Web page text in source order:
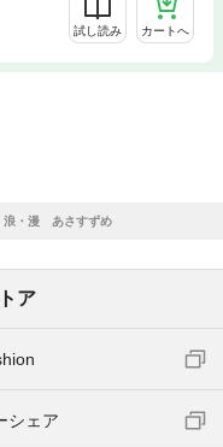
試し読み カートへ
浪・漫 あさすずめ
ア
シェア